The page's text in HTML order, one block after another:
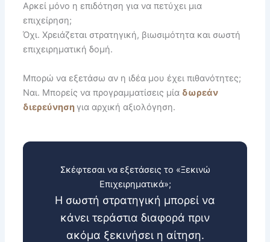
Αρκεί μόνο η επιδότηση για να πετύχει μια
επιχείρηση;
Όχι. Χρειάζεται στρατηγική, βιωσιμότητα και σωστή
επιχειρηματική δομή.
Μπορώ να εξετάσω αν η ιδέα μου έχει πιθανότητες;
Ναι. Μπορείς να προγραμματίσεις μία δωρεάν
διερεύνησηγια αρχική αξιολόγηση.
Σκέφτεσαι να εξετάσεις το «Ξεκινώ
Επιχειρηματικά»;
Η σωστή στρατηγική μπορεί να
κάνει τεράστια διαφορά πριν
ακόμα ξεκινήσει η αίτηση.